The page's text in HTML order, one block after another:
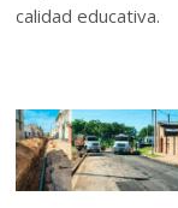
calidad educativa.